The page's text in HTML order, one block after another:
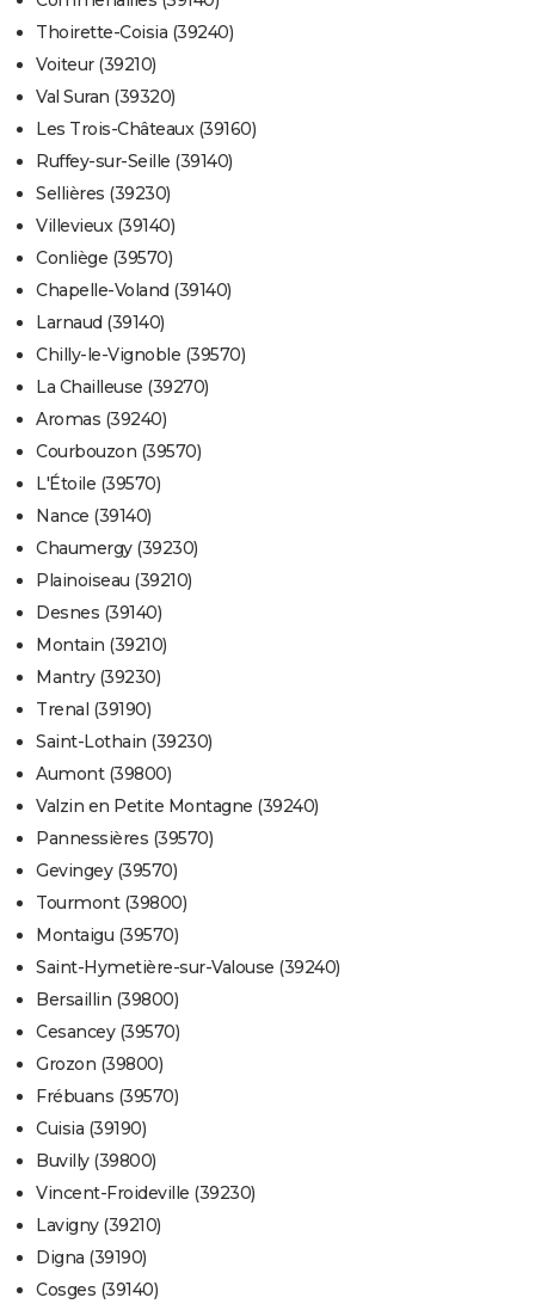
Thoirette-Coisia (39240)
Voiteur (39210)
Val Suran (39320)
Les Trois-Châteaux (39160)
Ruffey-sur-Seille (39140)
Sellières (39230)
Villevieux (39140)
Conliège (39570)
Chapelle-Voland (39140)
Larnaud (39140)
Chilly-le-Vignoble (39570)
La Chailleuse (39270)
Aromas (39240)
Courbouzon (39570)
L'Étoile (39570)
Nance (39140)
Chaumergy (39230)
Plainoiseau (39210)
Desnes (39140)
Montain (39210)
Mantry (39230)
Trenal (39190)
Saint-Lothain (39230)
Aumont (39800)
Valzin en Petite Montagne (39240)
Pannessières (39570)
Gevingey (39570)
Tourmont (39800)
Montaigu (39570)
Saint-Hymetière-sur-Valouse (39240)
Bersaillin (39800)
Cesancey (39570)
Grozon (39800)
Frébuans (39570)
Cuisia (39190)
Buvilly (39800)
Vincent-Froideville (39230)
Lavigny (39210)
Digna (39190)
Cosges (39140)